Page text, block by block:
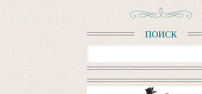
ПОИСК